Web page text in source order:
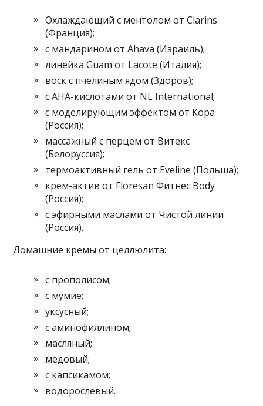
Охлаждающий с ментолом от Clarins
(Франция);
с мандарином от Ahava (Израиль);
линейка Guam от Lacote (Италия);
воск с пчелиным ядом (Здоров);
с АНА-кислотами от NL International;
с моделирующим эффектом от Кора
(Россия);
массажный с перцем от Витекс
(Белоруссия);
термоактивный гель от Eveline (Польша);
крем-актив от Floresan Фитнес Body
(Россия);
с эфирными маслами от Чистой линии
(Россия).
Домашние кремы от целлюлита:
с прополисом;
с мумие;
уксусный;
с аминофиллином;
масляный;
медовый;
с капсикамом;
водорослевый.